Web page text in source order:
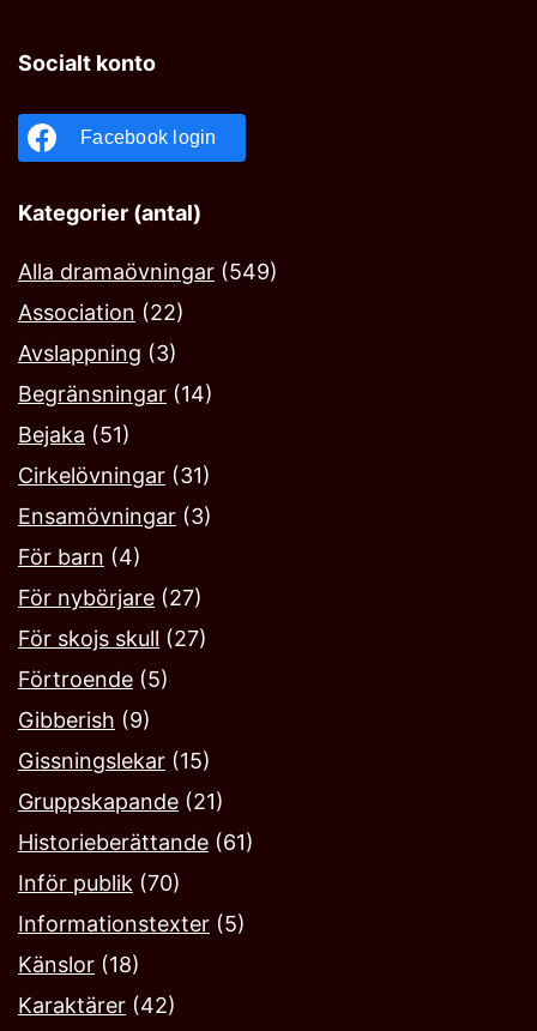
Socialt konto
Facebook login
Kategorier (antal)
Alla dramaövningar (549)
Association (22)
Avslappning (3)
Begränsningar (14)
Bejaka‎ (51)
Cirkelövningar (31)
Ensamövningar (3)
För barn (4)
För nybörjare (27)
För skojs skull (27)
Förtroende (5)
Gibberish (9)
Gissningslekar (15)
Gruppskapande (21)
Historieberättande (61)
Inför publik (70)
Informationstexter (5)
Känslor (18)
Karaktärer (42)